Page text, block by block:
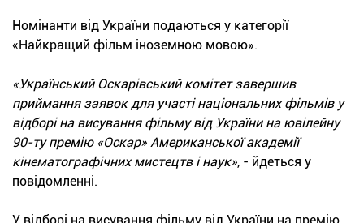
Номінанти від України подаються у категорії
«Найкращий фільм іноземною мовою».
«Український Оскарівський комітет завершив
приймання заявок для участі національних фільмів у
відборі на висування фільму від України на ювілейну
90-ту премію «Оскар» Американської академії
кінематографічних мистецтв і наук», - йдеться у
повідомленні.